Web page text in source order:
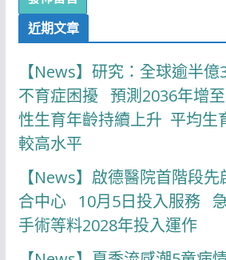
近期文章
【News】研究：全球逾半
不育症困擾 預測2036年增
性生育年齡持續上升 平均生
較高水平
【News】啟德醫院首階段
合中心 10月5日投入服務
手術等料2028年投入運作